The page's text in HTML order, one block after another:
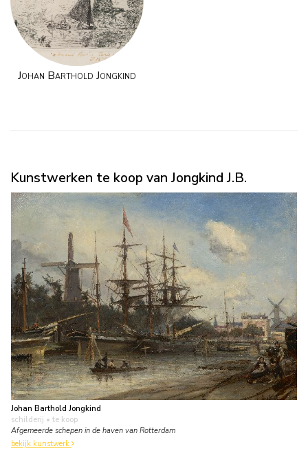
Johan Barthold Jongkind
Kunstwerken te koop van Jongkind J.B.
Johan Barthold Jongkind
schilderij • te koop
Afgemeerde schepen in de haven van Rotterdam
bekijk kunstwerk